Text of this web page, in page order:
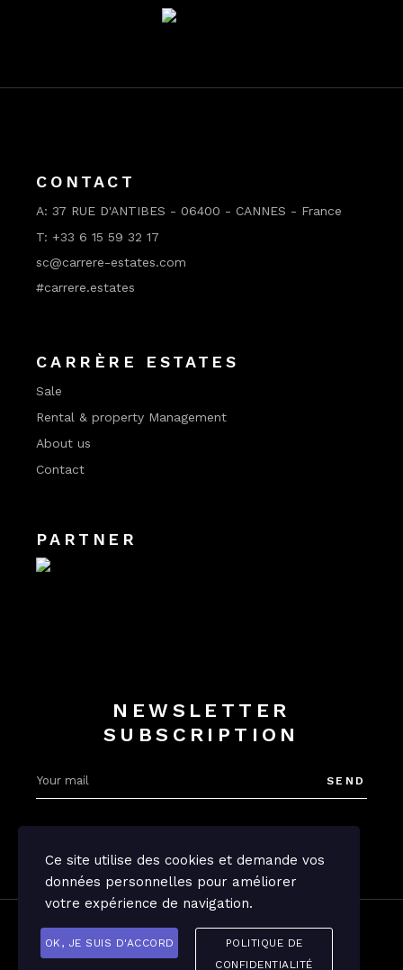
CONTACT
A:37 RUE D'ANTIBES - 06400 - CANNES - France
T: +33 6 15 59 32 17
sc@carrere-estates.com
#carrere.estates
CARRÈRE ESTATES
Sale
Rental & property Management
About us
Contact
PARTNER
NEWSLETTER
SUBSCRIPTION
SEND
Legal notices Confidentiality
Ce site utilise des cookies et demande vos
données personnelles pour améliorer
votre expérience de navigation.
OK, JE SUIS D'ACCORD
POLITIQUE DE
CONFIDENTIALITÉ